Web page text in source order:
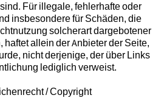
Für illegale, fehlerhafte oder
insbesondere für Schäden, die
solcherart dargebotener
allein der Anbieter der Seite,
nicht derjenige, der über Links
lediglich verweist.
/ Copyright